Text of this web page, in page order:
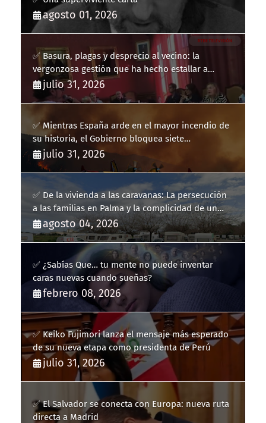
agosto 01, 2026
✅ Basura, plagas y desprecio al vecino: la
vergonzosa gestión que ha hecho estallar a
Llucmajor
julio 31, 2026
✅ Mientras España arde en el mayor incendio de
su historia, el Gobierno bloquea siete
hidroaviones por "ahorrarse" dinero
julio 31, 2026
✅ De la vivienda a las caravanas: La persecución
a las familias en Palma y la complicidad de un
fracaso heredado
agosto 04, 2026
✅ ¿Sabías Que… tu mente no puede inventar
caras nuevas cuando sueñas?
febrero 08, 2026
✅ Keiko Fujimori lanza el mensaje más esperado
de su nueva etapa como presidenta de Perú
julio 31, 2026
✅ El Salvador se conecta con Europa: nueva ruta
directa a Madrid